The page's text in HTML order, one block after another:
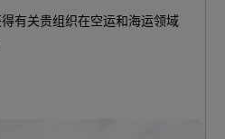
有关贵组织在空运和海运领域